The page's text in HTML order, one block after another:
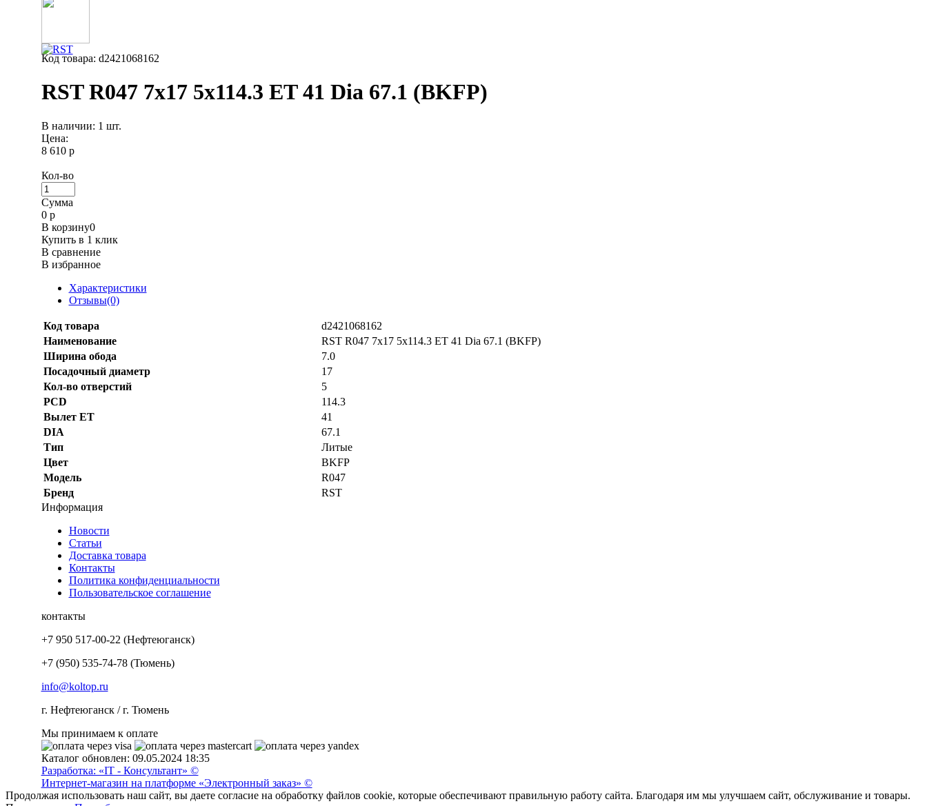
Код товара: d2421068162
RST R047 7x17 5x114.3 ET 41 Dia 67.1 (BKFP)
В наличии: 1 шт.
Цена:
8 610 р
Кол-во
Сумма
0р
В корзину0
Купить в 1 клик
В сравнение
В избранное
Характеристики
Отзывы(0)
Код товара
d2421068162
Наименование
RST R047 7x17 5x114.3 ET 41 Dia 67.1 (BKFP)
Ширина обода
7.0
Посадочный диаметр
17
Кол-во отверстий
5
PCD
114.3
Вылет ET
41
DIA
67.1
Тип
Литые
Цвет
BKFP
Модель
R047
Бренд
RST
Информация
Новости
Статьи
Доставка товара
Контакты
Политика конфиденциальности
Пользовательское соглашение
контакты
+7 950 517-00-22 (Нефтеюганск)
+7 (950) 535-74-78 (Тюмень)
info@koltop.ru
г. Нефтеюганск / г. Тюмень
Мы принимаем к оплате
Каталог обновлен: 09.05.2024 18:35
Разработка: «IT - Консультант» ©
Интернет-магазин на платформе «Электронный заказ» ©
Продолжая использовать наш сайт, вы даете согласие на обработку файлов cookie, которые обеспечивают правильную работу сайта. Благодаря им мы улучшаем сайт, обслуживание и товары.